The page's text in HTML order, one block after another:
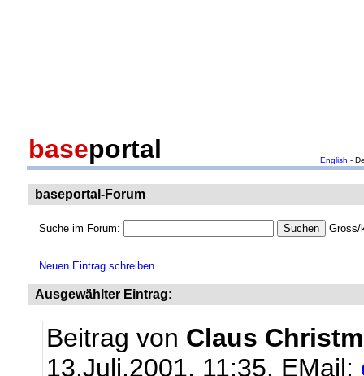
baseportal English -
baseportal-Forum
Suche im Forum: Gross/
Neuen Eintrag schreiben
Ausgewählter Eintrag:
Beitrag von Claus
13.Juli.2001, 11:35. EMail: